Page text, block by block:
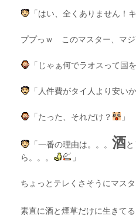
「はい、全くありません！
ププっｗ このマスター、マ
「じゃぁ何でラオスって国
「人件費がタイ人より安い
「たった、それだけ？ 」
「一番の理由は。。。 酒と
ら。。。
」
ちょっとテレくさそうにマスタ
素直に酒と煙草だけに生きて